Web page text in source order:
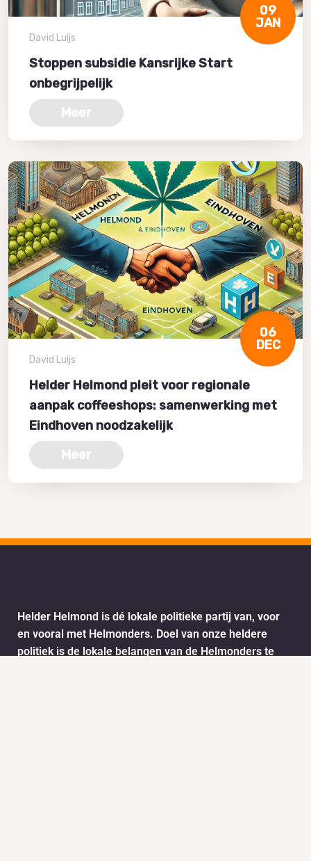
09
JAN
David Luijs
Stoppen subsidie Kansrijke Start
onbegrijpelijk
Meer
06
DEC
David Luijs
Helder Helmond pleit voor regionale
aanpak coffeeshops: samenwerking met
Eindhoven noodzakelijk
Meer
Helder Helmond is dé lokale politieke partij van, voor
en vooral met Helmonders. Doel van onze heldere
politiek is de lokale belangen van de Helmonders te